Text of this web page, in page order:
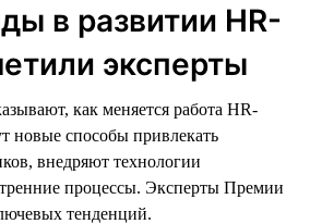
в развитии HR-
эксперты
как меняется работа HR-
новые способы привлекать
внедряют технологии
процессы. Эксперты Премии
тенденций.